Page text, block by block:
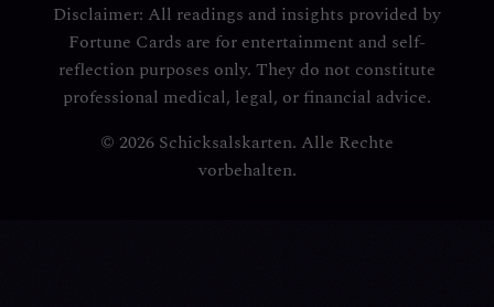
Disclaimer: All readings and insights provided by
Fortune Cards are for entertainment and self-
reflection purposes only. They do not constitute
professional medical, legal, or financial advice.
© 2026 Schicksalskarten. Alle Rechte
vorbehalten.